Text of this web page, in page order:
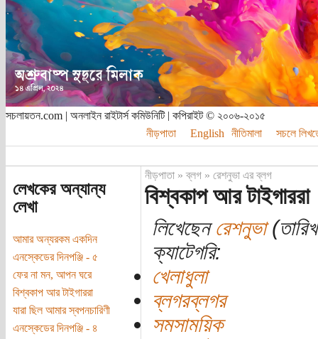
সচলায়তন.com | অনলাইন রাইটার্স কমিউনিটি | কপিরাইট © ২০০৬-২০১৫
নীড়পাতা
English নীতিমালা সচলে
লেখকের অন্যান্য
লেখা
আমার অন্যরকম একদিন
এনস্কেডের দিনপঞ্জি - ৫
ফের না মন, আপন ঘরে
বিশ্বকাপ আর টাইগাররা
যারা ছিল আমার স্বপনচারিণী
এনস্কেডের দিনপঞ্জি - ৪
নীড়পাতা»ব্লগ» রেশনুভা এর ব্লগ
বিশ্বকাপ আর টাইগাররা
লিখেছেনরেশনুভা
ক্যাটেগরি:
খেলাধুলা
ব্লগরব্লগর
সমসাময়িক